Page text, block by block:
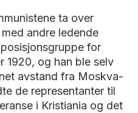
ta over
andre ledende
for
1920, og han ble selv
avstand fra Moskva-
de representanter til
i Kristiania og det